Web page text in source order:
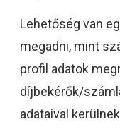
Lehetőség van
megadni, mint
profil adatok
díjbekérők/
adataival